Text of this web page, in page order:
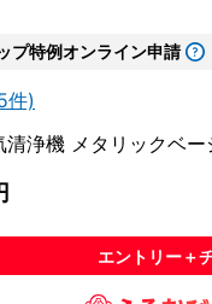
プ特例オンライン申請
件)
清浄機 メタリックベ
エントリー＋